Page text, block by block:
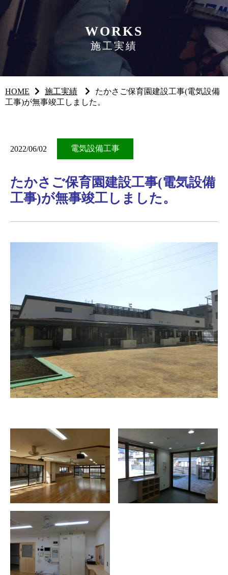
WORKS
施工実績
HOME 施工実績
たかさご保育園建設工事(電気設備
工事)が無事竣工しました。
2022/06/02 電気設備工事
たかさご保育園建設工事(電気設備
工事)が無事竣工しました。